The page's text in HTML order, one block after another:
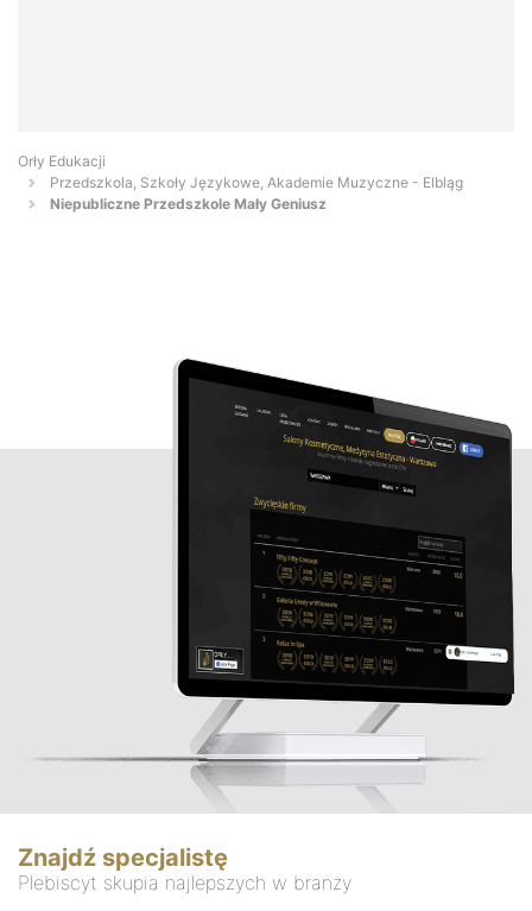
Orły Edukacji
Przedszkola, Szkoły Językowe, Akademie Muzyczne - Elbląg
Niepubliczne Przedszkole Mały Geniusz
Znajdź specjalistę
Plebiscyt skupia najlepszych w branży